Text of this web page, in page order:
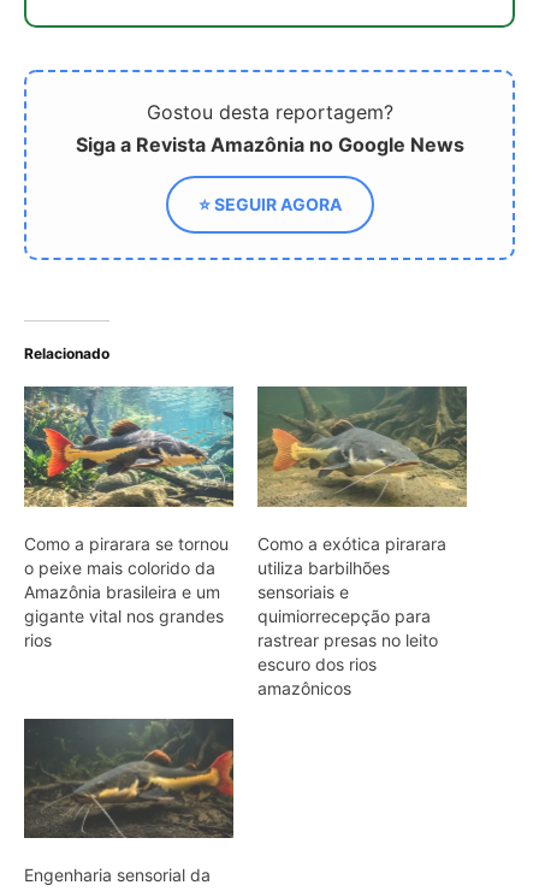
Gostou desta reportagem?
Siga a Revista Amazônia no Google News
⭐ SEGUIR AGORA
Relacionado
Como a pirarara se tornou
o peixe mais colorido da
Amazônia brasileira e um
gigante vital nos grandes
rios
Como a exótica pirarara
utiliza barbilhões
sensoriais e
quimiorrecepção para
rastrear presas no leito
escuro dos rios
amazônicos
Engenharia sensorial da